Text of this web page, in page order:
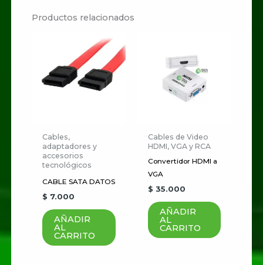
“ADAPTADOR DE
CORRIENTE PARA
NINTENDO 3DS SND-
electrónico no será publicada.
Los campos obligatorios están
marcados con
Tu
puntuación
Tu valoración
Productos relacionados
Cables,
adaptadores y
accesorios
tecnológicos
CABLE SATA DATOS
$ 7.000
AÑADIR
AL
CARRITO
Cables de Video
HDMI, VGA y RCA
Convertidor HDMI a
VGA
$ 35.000
AÑADIR
AL
CARRITO